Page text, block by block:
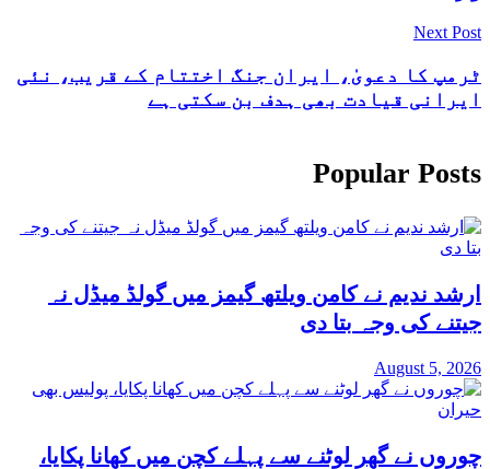
Next Post
ٹرمپ کا دعویٰ، ایران جنگ اختتام کے قریب، نئی
ایرانی قیادت بھی ہدف بن سکتی ہے
Popular Posts
ارشد ندیم نے کامن ویلتھ گیمز میں گولڈ میڈل نہ
جیتنے کی وجہ بتا دی
August 5, 2026
چوروں نے گھر لوٹنے سے پہلے کچن میں کھانا پکایا،